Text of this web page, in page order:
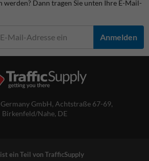
werden? Dann tragen Sie unten Ihre E-Mail-
Anmelden
GmbH, Achtstraße 67-69,
Birkenfeld/Nahe, DE
ein Teil von TrafficSupply